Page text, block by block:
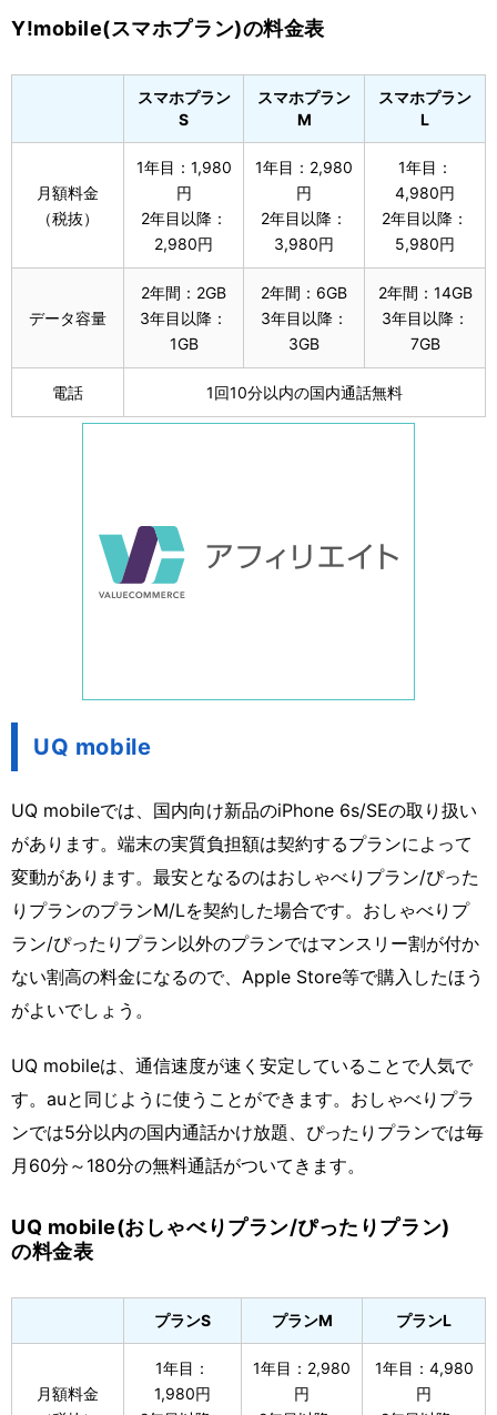
Y!mobile(スマホプラン)の料金表
スマホプラン
S
スマホプラン
M
スマホプラン
L
月額料金
（税抜）
1年目：1,980
円
2年目以降：
2,980円
1年目：2,980
円
2年目以降：
3,980円
1年目：
4,980円
2年目以降：
5,980円
データ容量
2年間：2GB
3年目以降：
1GB
2年間：6GB
3年目以降：
3GB
2年間：14GB
3年目以降：
7GB
電話 1回10分以内の国内通話無料
UQ mobile
UQ mobileでは、国内向け新品のiPhone 6s/SEの取り扱い
があります。端末の実質負担額は契約するプランによって
変動があります。最安となるのはおしゃべりプラン/ぴった
りプランのプランM/Lを契約した場合です。おしゃべりプ
ラン/ぴったりプラン以外のプランではマンスリー割が付か
ない割高の料金になるので、Apple Store等で購入したほう
がよいでしょう。
UQ mobileは、通信速度が速く安定していることで人気で
す。auと同じように使うことができます。おしゃべりプラ
ンでは5分以内の国内通話かけ放題、ぴったりプランでは毎
月60分～180分の無料通話がついてきます。
UQ mobile(おしゃべりプラン/ぴったりプラン)
の料金表
プランS プランM プランL
月額料金
1年目：
1,980円
1年目：2,980
円
1年目：4,980
円